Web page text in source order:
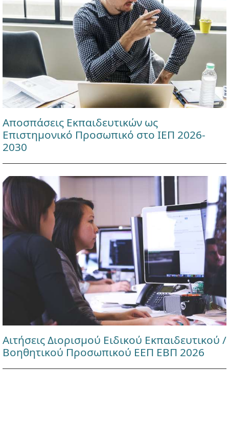
Αποσπάσεις Εκπαιδευτικών ως
Επιστημονικό Προσωπικό στο ΙΕΠ 2026-
2030
Αιτήσεις Διορισμού Ειδικού Εκπαιδευτικού /
Βοηθητικού Προσωπικού ΕΕΠ ΕΒΠ 2026